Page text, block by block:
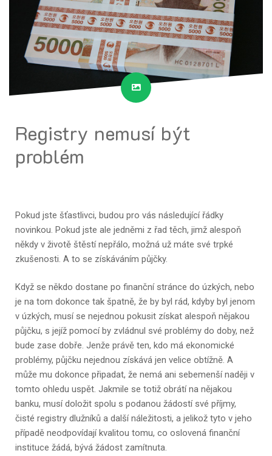
Registry nemusí být
problém
Pokud jste šťastlivci, budou pro vás následující řádky
novinkou. Pokud jste ale jedněmi z řad těch, jimž alespoň
někdy v životě štěstí nepřálo, možná už máte své trpké
zkušenosti. A to se získáváním půjčky.
Když se někdo dostane po finanční stránce do úzkých, nebo
je na tom dokonce tak špatně, že by byl rád, kdyby byl jenom
v úzkých, musí se nejednou pokusit získat alespoň nějakou
půjčku, s jejíž pomocí by zvládnul své problémy do doby, než
bude zase dobře. Jenže právě ten, kdo má ekonomické
problémy, půjčku nejednou získává jen velice obtížně. A
může mu dokonce připadat, že nemá ani sebemenší naději v
tomto ohledu uspět. Jakmile se totiž obrátí na nějakou
banku, musí doložit spolu s podanou žádostí své příjmy,
čisté registry dlužníků a další náležitosti, a jelikož tyto v jeho
případě neodpovídají kvalitou tomu, co oslovená finanční
instituce žádá, bývá žádost zamítnuta.